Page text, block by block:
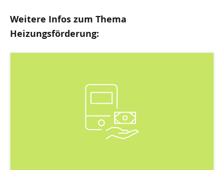
Weitere Infos zum Thema
Heizungsförderung: